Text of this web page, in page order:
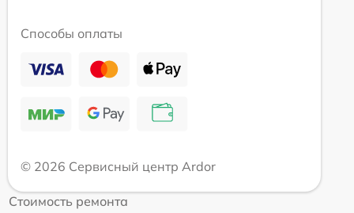
Способы оплаты
© 2026 Сервисный центр Ardor
Стоимость ремонта